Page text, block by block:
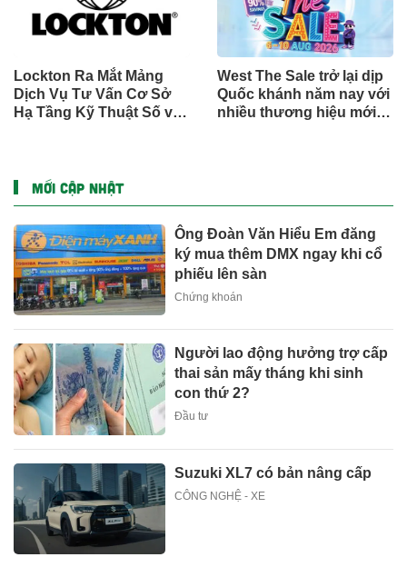
Lockton Ra Mắt Mảng
Dịch Vụ Tư Vấn Cơ Sở
Hạ Tầng Kỹ Thuật Số và
West The Sale trở lại dịp
Quốc khánh năm nay với
nhiều thương hiệu mới,
MỚI CẬP NHẬT
Ông Đoàn Văn Hiểu Em đăng
ký mua thêm DMX ngay khi cổ
phiếu lên sàn
Chứng khoán
Người lao động hưởng trợ cấp
thai sản mấy tháng khi sinh
con thứ 2?
Đầu tư
Suzuki XL7 có bản nâng cấp
CÔNG NGHỆ - XE